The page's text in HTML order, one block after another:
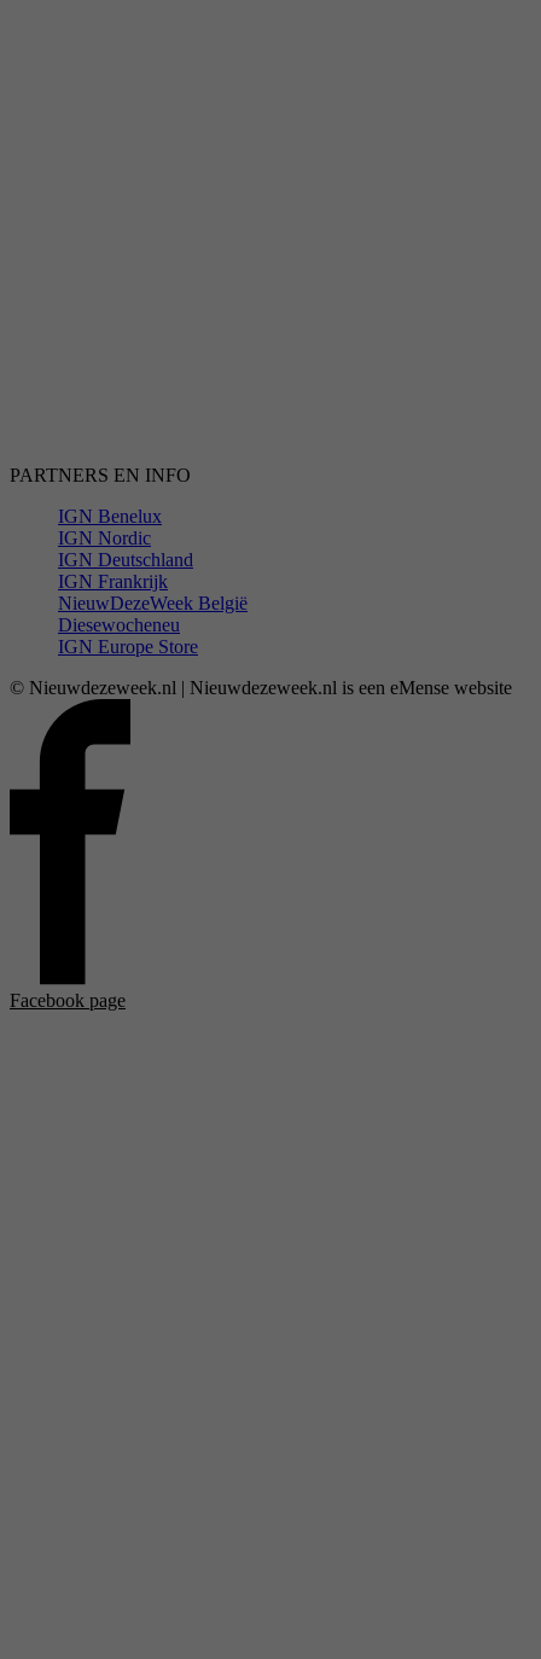
PARTNERS EN INFO
IGN Benelux
IGN Nordic
IGN Deutschland
IGN Frankrijk
NieuwDezeWeek België
Diesewocheneu
IGN Europe Store
© Nieuwdezeweek.nl | Nieuwdezeweek.nl is een eMense website
Facebook page